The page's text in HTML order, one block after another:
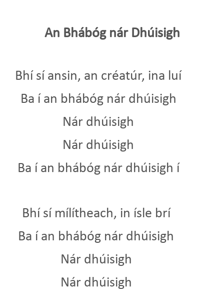
An Bhábóg nár Dhúisigh
Bhí sí ansin, an créatúr, ina luí
Ba í an bhábóg nár dhúisigh
Nár dhúisigh
Nár dhúisigh
Ba í an bhábóg nár dhúisigh í
Bhí sí mílítheach, in ísle brí
Ba í an bhábóg nár dhúisigh
Nár dhúisigh
Nár dhúisigh